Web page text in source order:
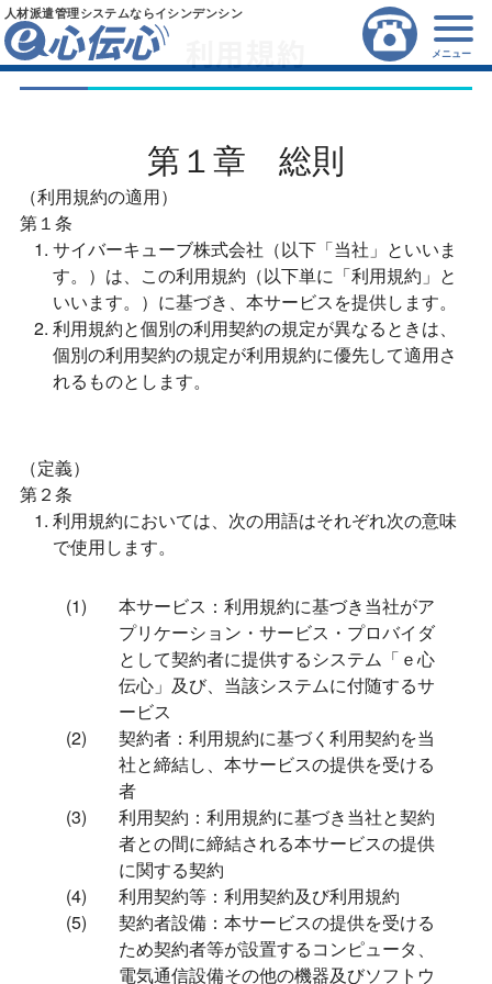
人材派遣管理システムならイシンデンシン
メニュー
第１章 総則
（利用規約の適用）
第１条
サイバーキューブ株式会社（以下「当社」といいま
す。）は、この利用規約（以下単に「利用規約」と
いいます。）に基づき、本サービスを提供します。
利用規約と個別の利用契約の規定が異なるときは、
個別の利用契約の規定が利用規約に優先して適用さ
れるものとします。
（定義）
第２条
利用規約においては、次の用語はそれぞれ次の意味
で使用します。
本サービス：利用規約に基づき当社がア
プリケーション・サービス・プロバイダ
として契約者に提供するシステム「ｅ心
伝心」及び、当該システムに付随するサ
ービス
契約者：利用規約に基づく利用契約を当
社と締結し、本サービスの提供を受ける
者
利用契約：利用規約に基づき当社と契約
者との間に締結される本サービスの提供
に関する契約
利用契約等：利用契約及び利用規約
契約者設備：本サービスの提供を受ける
ため契約者等が設置するコンピュータ、
電気通信設備その他の機器及びソフトウ